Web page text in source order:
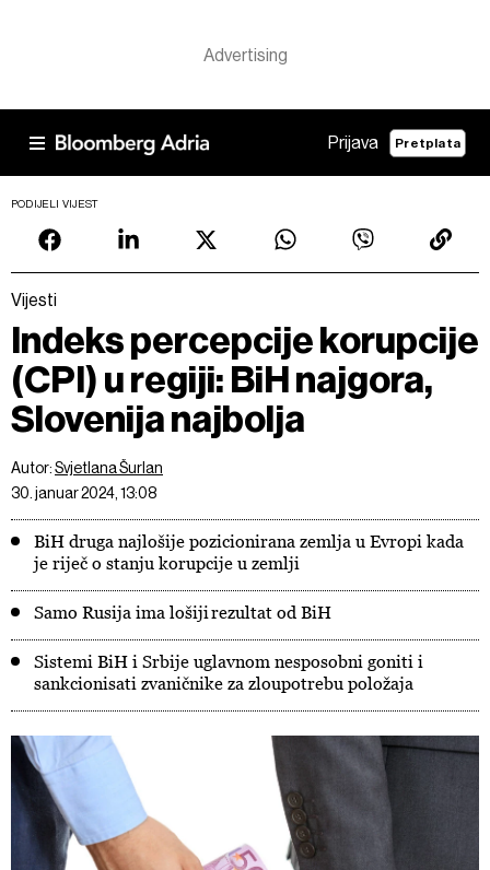
Prijava Pretplata
PODIJELI VIJEST
Vijesti
Indeks percepcije korupcije
(CPI) u regiji: BiH najgora,
Slovenija najbolja
Autor:Svjetlana Šurlan
30. januar 2024, 13:08
BiH druga najlošije pozicionirana zemlja u Evropi kada
je riječ o stanju korupcije u zemlji
Samo Rusija ima lošiji rezultat od BiH
Sistemi BiH i Srbije uglavnom nesposobni goniti i
sankcionisati zvaničnike za zloupotrebu položaja